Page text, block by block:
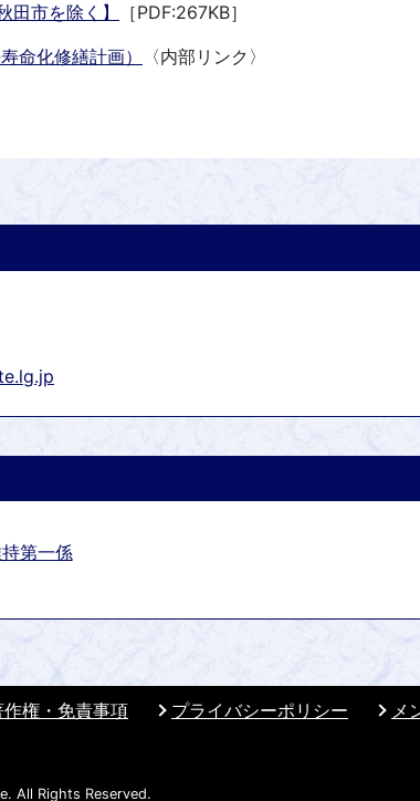
田市を除く】
［PDF:267KB］
命化修繕計画）
〈内部リンク〉
第一係
作権・免責事項 プライバシーポリシー
メ
All Rights Reserved.